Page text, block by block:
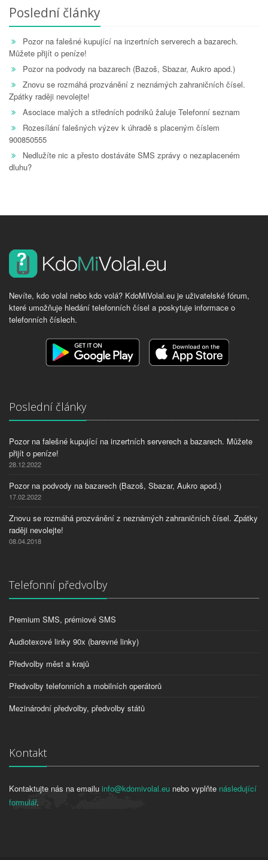
Poslední články
Pozor na falešné kupující na inzertních serverech a bazarech.
Můžete přijít o peníze!
Pozor na podvody na bazarech (Bazoš, Sbazar, Aukro apod.)
Znovu se rozmáhá prozvánění z neznámých zahraničních čísel.
Zpátky raději nevolejte!
Asociace malých a středních podniků žaluje Telefonní seznam
Rozesílání falešných výzev k úhradě s placeným číslem
900850555
Nedlužíte nic a přesto dostáváte SMS zprávy o nezaplaceném
dluhu?
Nevíte, kdo volal nebo kdo volá? KdoMiVolal.eu je uživatelské fórum,
které umožňuje hledání telefonních čísel a poskytuje informace o
telefonních číslech.
Poslední články
Pozor na falešné kupující na inzertních serverech a bazarech. Můžete
přijít o peníze!
28.12.2022
Pozor na podvody na bazarech (Bazoš, Sbazar, Aukro apod.)
17.02.2022
Znovu se rozmáhá prozvánění z neznámých zahraničních čísel. Zpátky
raději nevolejte!
08.04.2018
Telefonní předvolby
Premium SMS, prémiové SMS
Audiotexové linky 90x (barevné linky)
Předvolby měst a krajů
Předvolby telefonních a mobilních operátorů
Mezinárodní předvolby, předvolby států
Kontakt
Kontaktujte nás na emailu info@kdomivolal.eu nebo vyplňte následující
formulář.